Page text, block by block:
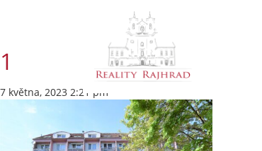
1
7 května, 2023 2:21 pm